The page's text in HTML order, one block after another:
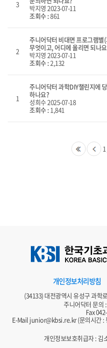
3
박지영 2023-07-11
조회수 :861
2
주니어닥터 비대면 프로그램별
무엇이고, 어디에 올리면 되나
박지영 2023-07-11
조회수 :2,132
1
주니어닥터 과학DIY챌린지에
하나요?
성희수2025-07-18
조회수 : 1,841
1
개인정보처리방침
(34133) 대전광역시 유성구 과학
주니어닥터 문의
Fax
E-Mail junior@kbsi.re.kr(문의시간 :
개인정보보호취급자 : 김